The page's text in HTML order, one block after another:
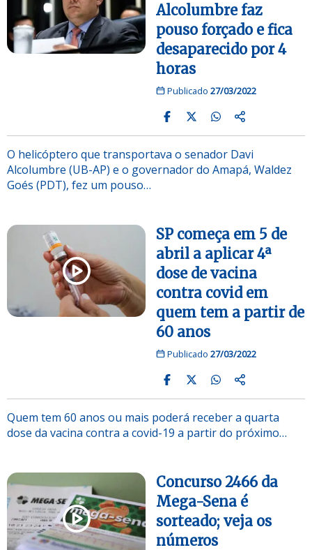
Alcolumbre faz
pouso forçado e fica
desaparecido por 4
horas
Publicado 27/03/2022
O helicóptero que transportava o senador Davi
Alcolumbre (UB-AP) e o governador do Amapá, Waldez
Goés (PDT), fez um pouso…
SP começa em 5 de
abril a aplicar 4ª
dose de vacina
contra covid em
quem tem a partir de
60 anos
Publicado 27/03/2022
Quem tem 60 anos ou mais poderá receber a quarta
dose da vacina contra a covid-19 a partir do próximo…
Concurso 2466 da
Mega-Sena é
sorteado; veja os
números